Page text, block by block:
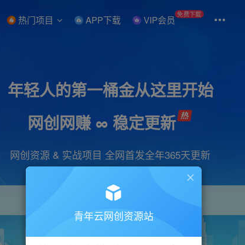
热门项目 APP下载 VIP会员 免费下载
年轻人的第一桶金从这里开始
网创网赚 ∞ 稳定更新
网创资源 & 实战项目 全网首发全年365天更新
项目 引流 抖音 短视频 剪辑 会员
青年云网创资源站